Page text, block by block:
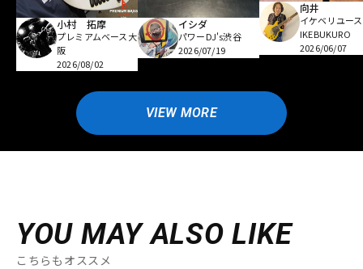
小村 拓摩
プレミアムベース大
阪
2026/08/02
イシダ
パワーDJ's渋谷
2026/07/19
向井
イケベリユース
IKEBUKURO
2026/06/07
VIEW MORE
YOU MAY ALSO LIKE
こちらもオススメ